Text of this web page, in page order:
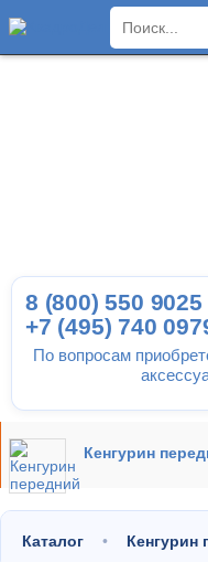
По вопросам
8 (800) 550 9025
+7 (495) 740
Кенгурин
Каталог Кенгурин